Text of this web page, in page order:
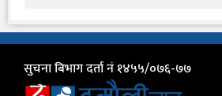
सुचना बिभाग दर्ता नं १४५५/०७६-७७